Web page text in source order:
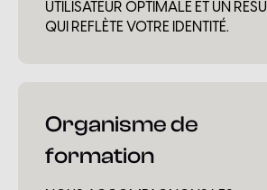
UTILISATEUR OPTIMALE ET UN
QUI REFLÈTE VOTRE IDENTITÉ.
Organisme de
formation